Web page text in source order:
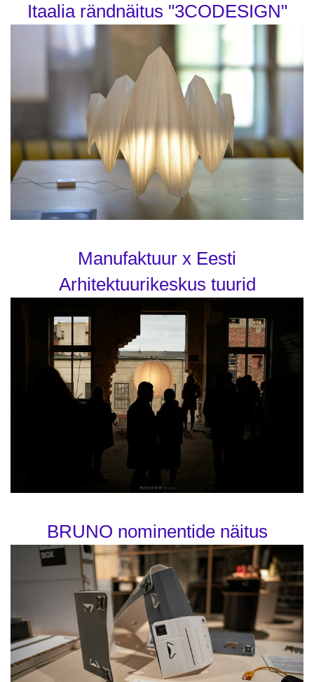
Itaalia rändnäitus "3CODESIGN"
Manufaktuur x Eesti
Arhitektuurikeskus tuurid
BRUNO nominentide näitus